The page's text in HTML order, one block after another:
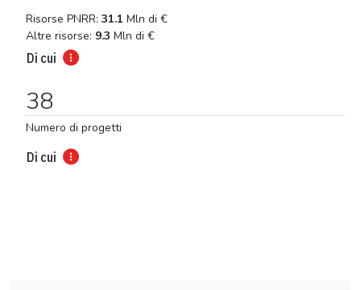
Risorse PNRR: 31.1 Mln di €
Altre risorse: 9.3 Mln di €
Di cui
38
Numero di progetti
Di cui